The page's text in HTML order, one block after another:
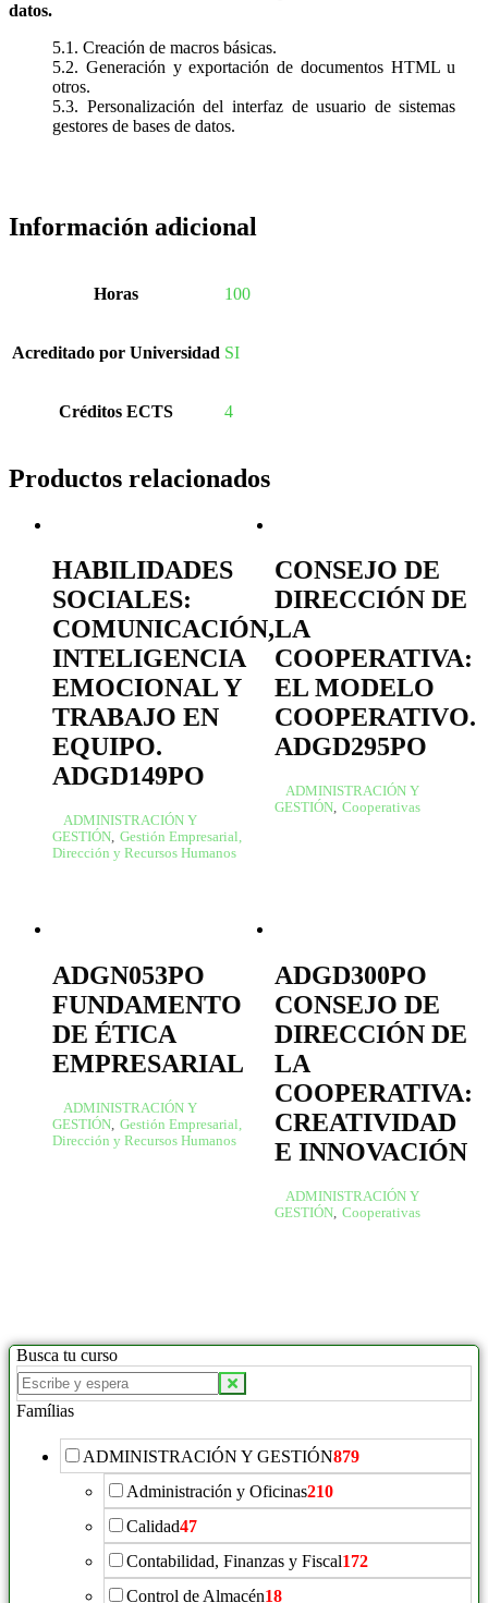
datos.
5.1. Creación de macros básicas.
5.2. Generación y exportación de documentos HTML u
otros.
5.3. Personalización del interfaz de usuario de sistemas
gestores de bases de datos.
Información adicional
Horas 100
Acreditado por Universidad SI
Créditos ECTS 4
Productos relacionados
HABILIDADES
SOCIALES:
COMUNICACIÓN,
INTELIGENCIA
EMOCIONAL Y
TRABAJO EN
EQUIPO.
ADGD149PO
ADMINISTRACIÓN Y
GESTIÓN, Gestión Empresarial,
Dirección y Recursos Humanos
CONSEJO DE
DIRECCIÓN DE
LA
COOPERATIVA:
EL MODELO
COOPERATIVO.
ADGD295PO
ADMINISTRACIÓN Y
GESTIÓN, Cooperativas
ADGN053PO
FUNDAMENTO
DE ÉTICA
EMPRESARIAL
ADMINISTRACIÓN Y
GESTIÓN, Gestión Empresarial,
Dirección y Recursos Humanos
ADGD300PO
CONSEJO DE
DIRECCIÓN DE
LA
COOPERATIVA:
CREATIVIDAD
E INNOVACIÓN
ADMINISTRACIÓN Y
GESTIÓN, Cooperativas
Busca tu curso
Buscar
productos:
Famílias
ADMINISTRACIÓN Y GESTIÓN879
Administración y Oficinas210
Calidad47
Contabilidad, Finanzas y Fiscal172
Control de Almacén18